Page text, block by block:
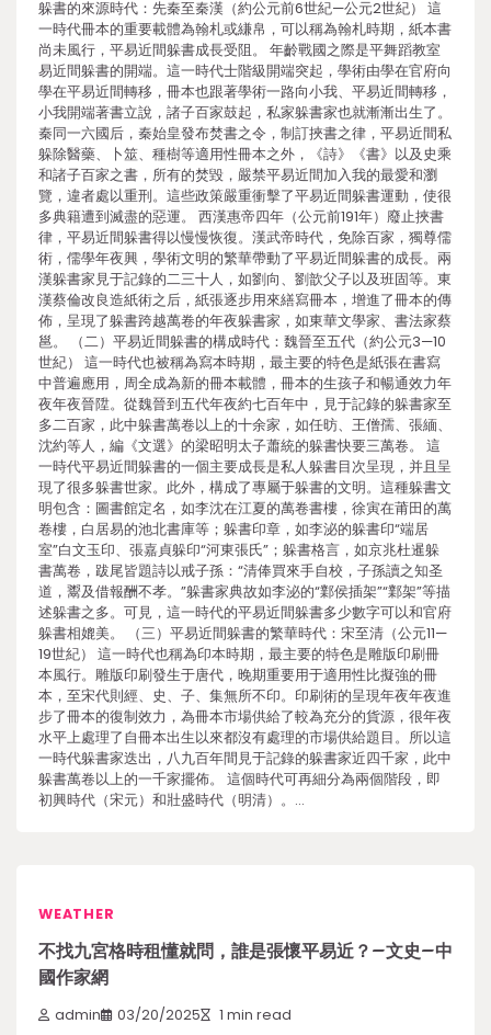
躲書的來源時代：先秦至秦漢（約公元前6世紀—公元2世紀） 這
一時代冊本的重要載體為翰札或縑帛，可以稱為翰札時期，紙本書
尚未風行，平易近間躲書成長受阻。 年齡戰國之際是平舞蹈教室
易近間躲書的開端。這一時代士階級開端突起，學術由學在官府向
學在平易近間轉移，冊本也跟著學術一路向小我、平易近間轉移，
小我開端著書立說，諸子百家鼓起，私家躲書家也就漸漸出生了。
秦同一六國后，秦始皇發布焚書之令，制訂挾書之律，平易近間私
躲除醫藥、卜筮、種樹等適用性冊本之外，《詩》《書》以及史乘
和諸子百家之書，所有的焚毀，嚴禁平易近間加入我的最愛和瀏
覽，違者處以重刑。這些政策嚴重衝擊了平易近間躲書運動，使很
多典籍遭到滅盡的惡運。 西漢惠帝四年（公元前191年）廢止挾書
律，平易近間躲書得以慢慢恢復。漢武帝時代，免除百家，獨尊儒
術，儒學年夜興，學術文明的繁華帶動了平易近間躲書的成長。兩
漢躲書家見于記錄的二三十人，如劉向、劉歆父子以及班固等。東
漢蔡倫改良造紙術之后，紙張逐步用來繕寫冊本，增進了冊本的傳
佈，呈現了躲書跨越萬卷的年夜躲書家，如東華文學家、書法家蔡
邕。 （二）平易近間躲書的構成時代：魏晉至五代（約公元3—10
世紀） 這一時代也被稱為寫本時期，最主要的特色是紙張在書寫
中普遍應用，周全成為新的冊本載體，冊本的生孩子和暢通效力年
夜年夜晉陞。從魏晉到五代年夜約七百年中，見于記錄的躲書家至
多二百家，此中躲書萬卷以上的十余家，如任昉、王僧孺、張緬、
沈約等人，編《文選》的梁昭明太子蕭統的躲書快要三萬卷。 這
一時代平易近間躲書的一個主要成長是私人躲書目次呈現，并且呈
現了很多躲書世家。此外，構成了專屬于躲書的文明。這種躲書文
明包含：圖書館定名，如李沈在江夏的萬卷書樓，徐寅在莆田的萬
卷樓，白居易的池北書庫等；躲書印章，如李泌的躲書印“端居
室”白文玉印、張嘉貞躲印“河東張氏”；躲書格言，如京兆杜暹躲
書萬卷，跋尾皆題詩以戒子孫：“清俸買來手自校，子孫讀之知圣
道，鬻及借報酬不孝。”躲書家典故如李泌的“鄴侯插架”“鄴架”等描
述躲書之多。可見，這一時代的平易近間躲書多少數字可以和官府
躲書相媲美。 （三）平易近間躲書的繁華時代：宋至清（公元11—
19世紀） 這一時代也稱為印本時期，最主要的特色是雕版印刷冊
本風行。雕版印刷發生于唐代，晚期重要用于適用性比擬強的冊
本，至宋代則經、史、子、集無所不印。印刷術的呈現年夜年夜進
步了冊本的復制效力，為冊本市場供給了較為充分的貨源，很年夜
水平上處理了自冊本出生以來都沒有處理的市場供給題目。所以這
一時代躲書家迭出，八九百年間見于記錄的躲書家近四千家，此中
躲書萬卷以上的一千家擺佈。 這個時代可再細分為兩個階段，即
初興時代（宋元）和壯盛時代（明清）。…
WEATHER
不找九宮格時租懂就問，誰是張懷平易近？–文史–中
國作家網
admin 03/20/2025 1 min read